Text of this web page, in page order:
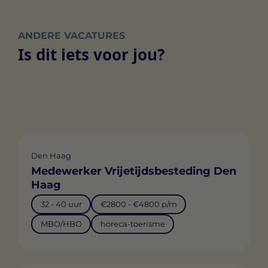
ANDERE VACATURES
Is dit iets voor jou?
Den Haag
Medewerker Vrijetijdsbesteding Den
Haag
32 - 40 uur €2800 - €4800 p/m
MBO/HBO horeca-toerisme